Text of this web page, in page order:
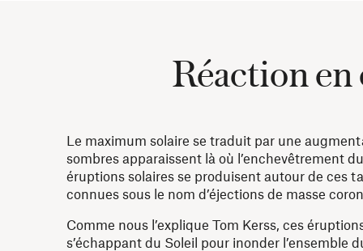
Réaction
Le maximum solaire se traduit par une
sombres apparaissent là où l’enchevêtrement
éruptions solaires se produisent autour de ces
connues sous le nom d’éjections de masse
Comme nous l’explique Tom Kerss, ces
s’échappant du Soleil pour inonder l’ensemble